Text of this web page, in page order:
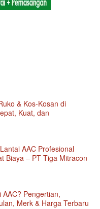
& Kos-Kosan di
Kuat, dan
AAC Profesional
Biaya – PT Tiga Mitracon
Pengertian,
Merk & Harga Terbaru